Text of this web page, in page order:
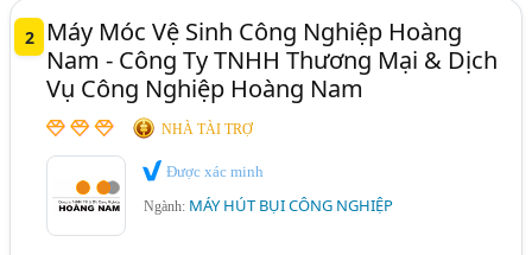
2
Máy Móc Vệ Sinh Công Nghiệp Hoàng
Nam - Công Ty TNHH Thương Mại & Dịch
Vụ Công Nghiệp Hoàng Nam
NHÀ TÀI TRỢ
Được xác minh
Ngành: MÁY HÚT BỤI CÔNG NGHIỆP